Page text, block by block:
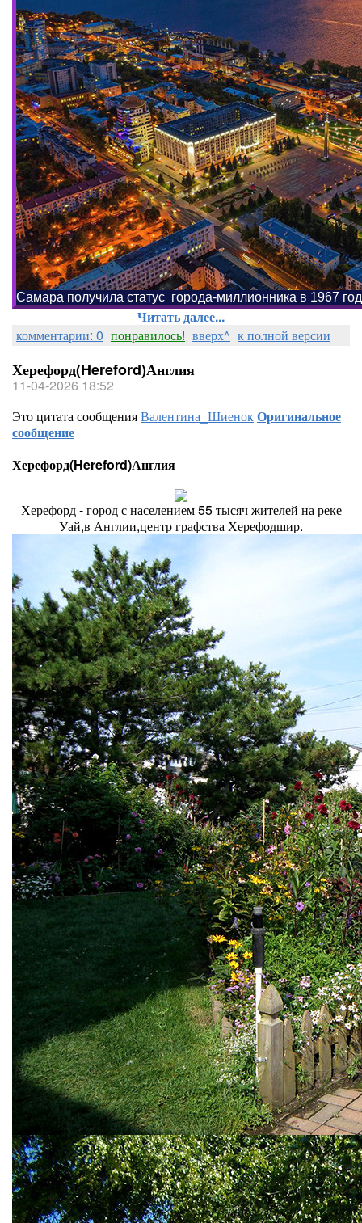
Самара получила статус города-миллионника в 1967
Читать далее...
комментарии: 0 понравилось! вверх^ к полной версии
Херефорд(Hereford)Англия
11-04-2026 18:52
Это цитата сообщенияВалентина_ШиенокОригинальное
сообщение
Херефорд(Hereford)Англия
Херефорд - город с населением 55 тысяч жителей на реке
Уай,в Англии,центр графства Херефодшир.